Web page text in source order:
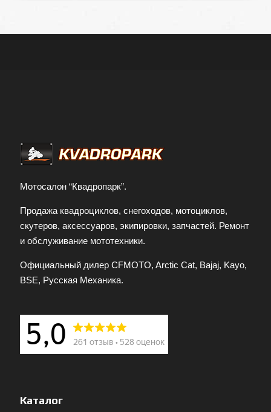
Мотосалон “Квадропарк”.
Продажа квадроциклов, снегоходов, мотоциклов,
скутеров, аксессуаров, экипировки, запчастей. Ремонт
и обслуживание мототехники.
Официальный дилер CFMOTO, Arctic Cat, Bajaj, Kayo,
BSE, Русская Механика.
Каталог